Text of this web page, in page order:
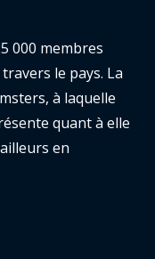
000 membres
le pays. La
à laquelle
quant à elle
en